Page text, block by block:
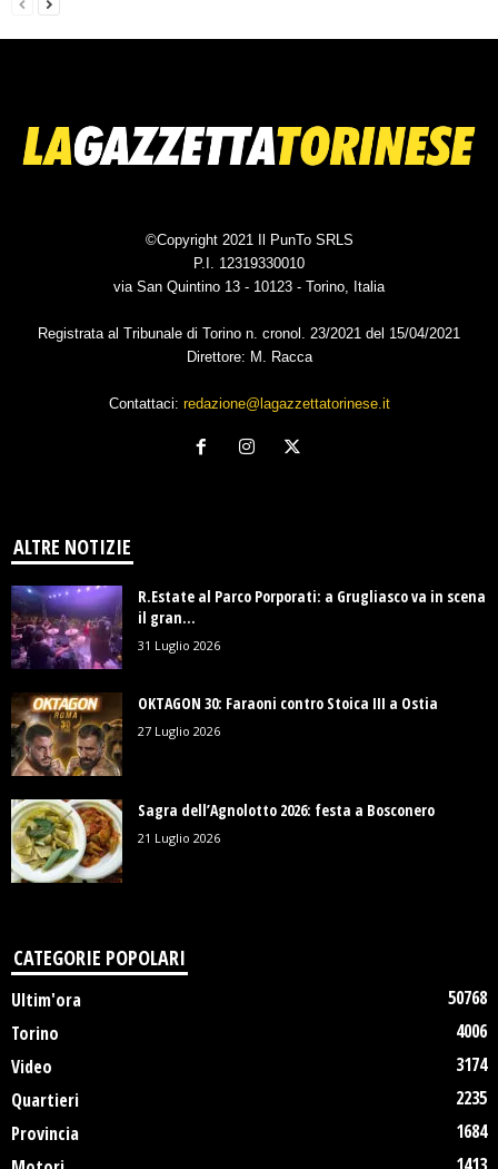
©Copyright 2021 Il PunTo SRLS
P.I. 12319330010
via San Quintino 13 - 10123 - Torino, Italia
Registrata al Tribunale di Torino n. cronol. 23/2021 del 15/04/2021
Direttore: M. Racca
Contattaci: redazione@lagazzettatorinese.it
ALTRE NOTIZIE
R.Estate al Parco Porporati: a Grugliasco va in scena
il gran...
31 Luglio 2026
OKTAGON 30: Faraoni contro Stoica III a Ostia
27 Luglio 2026
Sagra dell’Agnolotto 2026: festa a Bosconero
21 Luglio 2026
CATEGORIE POPOLARI
Ultim'ora
50768
Torino
4006
Video
3174
Quartieri
2235
Provincia
1684